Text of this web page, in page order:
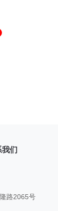
们
路2065号